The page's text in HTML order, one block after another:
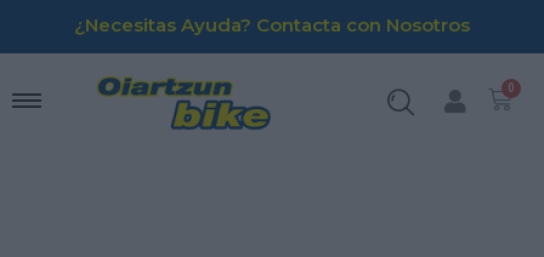
¿Necesitas Ayuda? Contacta con Nosotros